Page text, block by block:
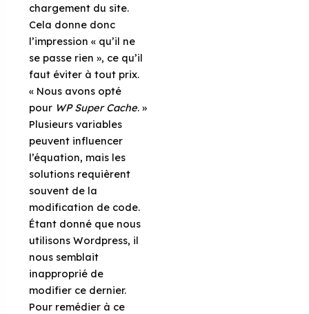
chargement du site.
Cela donne donc
l’impression « qu’il ne
se passe rien », ce qu’il
faut éviter à tout prix.
« Nous avons opté
pour WP Super Cache. »
Plusieurs variables
peuvent influencer
l’équation, mais les
solutions requièrent
souvent de la
modification de code.
Étant donné que nous
utilisons Wordpress, il
nous semblait
inapproprié de
modifier ce dernier.
Pour remédier à ce